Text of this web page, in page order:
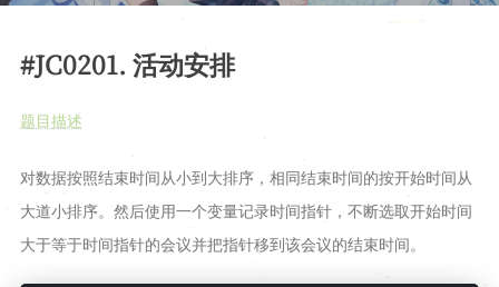
#JC0201. 活动安排
题目描述
对数据按照结束时间从小到大排序，相同结束时间的按开始时间从
大道小排序。然后使用一个变量记录时间指针，不断选取开始时间
大于等于时间指针的会议并把指针移到该会议的结束时间。
笔记
绘画
GAMES
词汇表
日志